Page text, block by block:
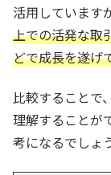
活用しています
上での活発な取
どで成長を遂げ
比較することで
理解することが
考になるでしょ